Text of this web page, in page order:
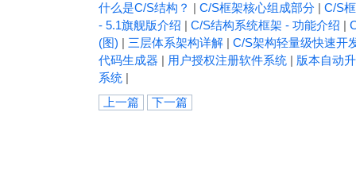
什么是C/S结构？ | C/S框架核心组成部分 | C/S
- 5.1旗舰版介绍 | C/S结构系统框架 - 功能介绍 |
(图) | 三层体系架构详解 | C/S架构轻量级快速开
代码生成器 | 用户授权注册软件系统 | 版本自动
系统 |
上一篇
下一篇